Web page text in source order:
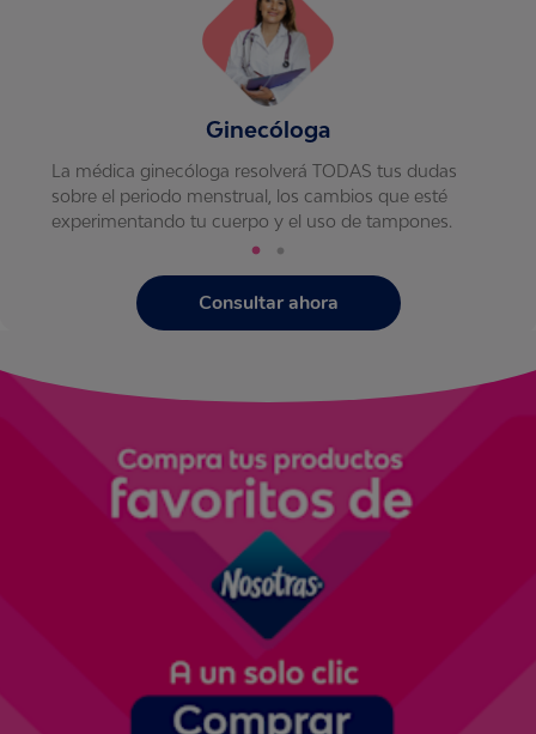
Ginecóloga
La médica ginecóloga resolverá TODAS tus dudas
sobre el periodo menstrual, los cambios que esté
experimentando tu cuerpo y el uso de tampones.
Consultar ahora